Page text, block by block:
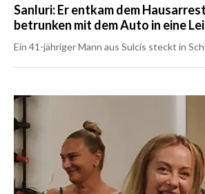
Sanluri: Er entkam dem
betrunken mit dem Auto in eine
Ein 41-jähriger Mann aus Sulcis steckt in